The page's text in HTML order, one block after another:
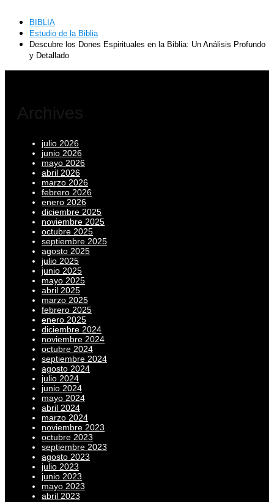
BIBLIA
Estudio de la Biblia
Descubre los Dones Espirituales en la Biblia: Un Análisis Profundo
y Detallado
Archives
julio 2026
junio 2026
mayo 2026
abril 2026
marzo 2026
febrero 2026
enero 2026
diciembre 2025
noviembre 2025
octubre 2025
septiembre 2025
agosto 2025
julio 2025
junio 2025
mayo 2025
abril 2025
marzo 2025
febrero 2025
enero 2025
diciembre 2024
noviembre 2024
octubre 2024
septiembre 2024
agosto 2024
julio 2024
junio 2024
mayo 2024
abril 2024
marzo 2024
noviembre 2023
octubre 2023
septiembre 2023
agosto 2023
julio 2023
junio 2023
mayo 2023
abril 2023